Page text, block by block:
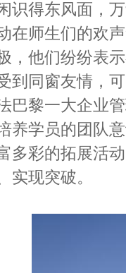
识得东风面，
在师生们的欢
，他们纷纷表
到同窗友情，
巴黎一大企业
养学员的团队
多彩的拓展活
实现突破。